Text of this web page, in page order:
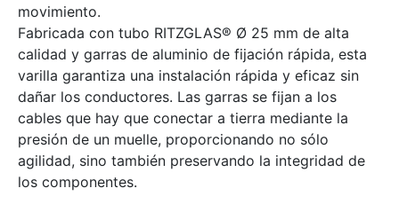
movimiento.
Fabricada con tubo RITZGLAS® Ø 25 mm de alta
calidad y garras de aluminio de fijación rápida, esta
varilla garantiza una instalación rápida y eficaz sin
dañar los conductores. Las garras se fijan a los
cables que hay que conectar a tierra mediante la
presión de un muelle, proporcionando no sólo
agilidad, sino también preservando la integridad de
los componentes.